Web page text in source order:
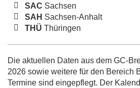
SAC Sachsen
SAH Sachsen-Anhalt
THÜ Thüringen
Die aktuellen Daten aus dem GC-
2026 sowie weitere für den Bereich
Termine sind eingepflegt. Der